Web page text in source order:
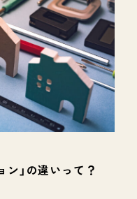
ン」の違いって？